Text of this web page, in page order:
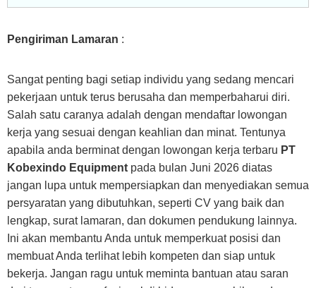
Pengiriman Lamaran :
Sangat penting bagi setiap individu yang sedang mencari
pekerjaan untuk terus berusaha dan memperbaharui diri.
Salah satu caranya adalah dengan mendaftar lowongan
kerja yang sesuai dengan keahlian dan minat. Tentunya
apabila anda berminat dengan lowongan kerja terbaru PT
Kobexindo Equipment pada bulan Juni 2026 diatas
jangan lupa untuk mempersiapkan dan menyediakan semua
persyaratan yang dibutuhkan, seperti CV yang baik dan
lengkap, surat lamaran, dan dokumen pendukung lainnya.
Ini akan membantu Anda untuk memperkuat posisi dan
membuat Anda terlihat lebih kompeten dan siap untuk
bekerja. Jangan ragu untuk meminta bantuan atau saran